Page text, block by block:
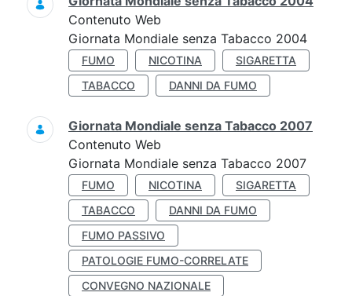
Contenuto Web
Giornata Mondiale senza Tabacco 2004
FUMO NICOTINA
SIGARETTA
TABACCO
DANNI DA FUMO
Giornata Mondiale senza Tabacco 2007
Contenuto Web
Giornata Mondiale senza Tabacco 2007
FUMO NICOTINA
SIGARETTA
TABACCO
DANNI DA FUMO
FUMO PASSIVO
PATOLOGIE FUMO-CORRELATE
CONVEGNO NAZIONALE